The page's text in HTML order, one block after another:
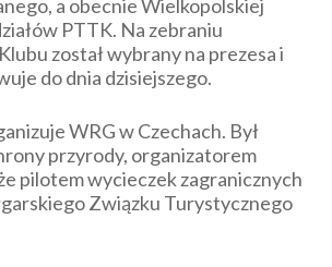
a obecnie Wielkopolskiej
PTTK. Na zebraniu
został wybrany na prezesa i
do dnia dzisiejszego.
WRG w Czechach. Był
przyrody, organizatorem
pilotem wycieczek zagranicznych
Związku Turystycznego